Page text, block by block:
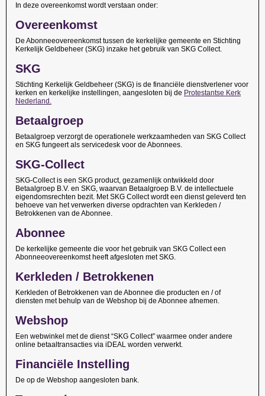
In deze overeenkomst wordt verstaan onder:
Overeenkomst
De Abonneeovereenkomst tussen de kerkelijke gemeente en Stichting
Kerkelijk Geldbeheer (SKG) inzake het gebruik van SKG Collect.
SKG
Stichting Kerkelijk Geldbeheer (SKG) is de financiële dienstverlener voor
kerken en kerkelijke instellingen, aangesloten bij de Protestantse Kerk
Nederland
Betaalgroep
Betaalgroep verzorgt de operationele werkzaamheden van SKG Collect
en SKG fungeert als servicedesk voor de Abonnees.
SKG-Collect
SKG-Collect is een SKG product, gezamenlijk ontwikkeld door
Betaalgroep B.V. en SKG, waarvan Betaalgroep B.V. de intellectuele
eigendomsrechten bezit. Met SKG Collect wordt een dienst geleverd ten
behoeve van het verwerken diverse opdrachten van Kerkleden /
Betrokkenen van de Abonnee.
Abonnee
De kerkelijke gemeente die voor het gebruik van SKG Collect een
Abonneeovereenkomst heeft afgesloten met SKG.
Kerkleden / Betrokkenen
Kerkleden of Betrokkenen van de Abonnee die producten en / of
diensten met behulp van de Webshop bij de Abonnee afnemen.
Webshop
Een webwinkel met de dienst “SKG Collect” waarmee onder andere
online betaaltransacties via iDEAL worden verwerkt.
Financiële Instelling
De op de Webshop aangesloten bank.